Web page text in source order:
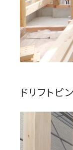
ドリフトピ